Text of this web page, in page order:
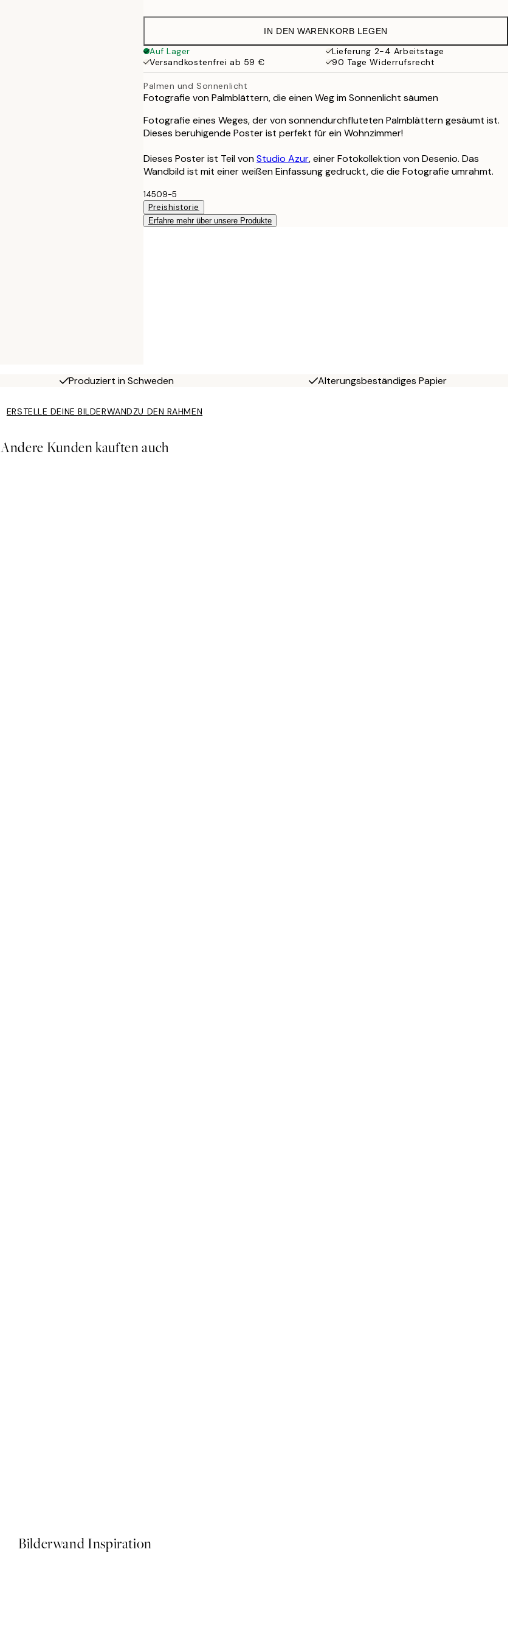
38 €
54,45 €
IN DEN WARENKORB LEGEN
Auf Lager
Lieferung 2-4 Arbeitstage
Versandkostenfrei ab 59 €
90 Tage Widerrufsrecht
Palmen und Sonnenlicht
Fotografie von Palmblättern, die einen Weg im Sonnenlicht säumen
Fotografie eines Weges, der von sonnendurchfluteten Palmblättern gesäumt ist.
Dieses beruhigende Poster ist perfekt für ein Wohnzimmer!
Dieses Poster ist Teil vonStudio Azur, einer Fotokollektion von Desenio. Das
Wandbild ist mit einer weißen Einfassung gedruckt, die die Fotografie umrahmt.
14509-5
Preishistorie
Erfahre mehr über unsere Produkte
Produziert in Schweden Alterungsbeständiges Papier
ERSTELLE DEINE BILDERWANDZU DEN RAHMEN
Andere Kunden kauften auch
Bilderwand Inspiration